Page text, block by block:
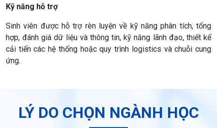
Kỹ năng hỗ trợ
Sinh viên được hỗ trợ rèn luyện về kỹ năng phân tích, tổng
hợp, đánh giá dữ liệu và thông tin, kỹ năng lãnh đạo, thiết kế
cải tiến các hệ thống hoặc quy trình logistics và chuỗi cung
ứng.
LÝ DO CHỌN NGÀNH HỌC